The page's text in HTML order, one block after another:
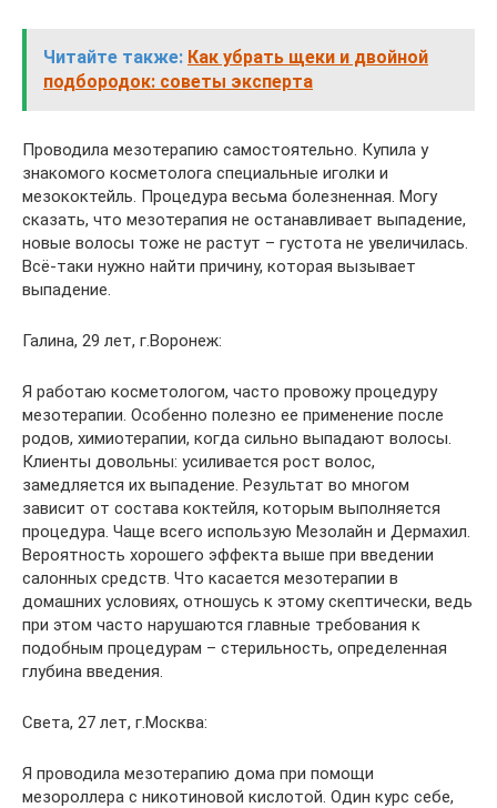
Читайте также: Как убрать щеки и двойной
подбородок: советы эксперта
Проводила мезотерапию самостоятельно. Купила у
знакомого косметолога специальные иголки и
мезококтейль. Процедура весьма болезненная. Могу
сказать, что мезотерапия не останавливает выпадение,
новые волосы тоже не растут – густота не увеличилась.
Всё-таки нужно найти причину, которая вызывает
выпадение.
Галина, 29 лет, г.Воронеж:
Я работаю косметологом, часто провожу процедуру
мезотерапии. Особенно полезно ее применение после
родов, химиотерапии, когда сильно выпадают волосы.
Клиенты довольны: усиливается рост волос,
замедляется их выпадение. Результат во многом
зависит от состава коктейля, которым выполняется
процедура. Чаще всего использую Мезолайн и Дермахил.
Вероятность хорошего эффекта выше при введении
салонных средств. Что касается мезотерапии в
домашних условиях, отношусь к этому скептически, ведь
при этом часто нарушаются главные требования к
подобным процедурам – стерильность, определенная
глубина введения.
Света, 27 лет, г.Москва:
Я проводила мезотерапию дома при помощи
мезороллера с никотиновой кислотой. Один курс себе,